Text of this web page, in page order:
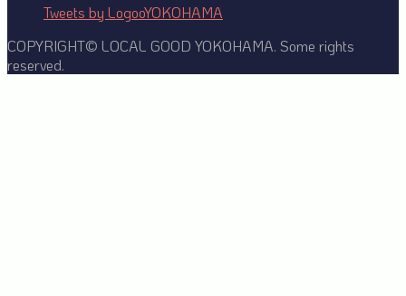
Tweets by LogooYOKOHAMA
COPYRIGHT© LOCAL GOOD YOKOHAMA. Some rights
reserved.